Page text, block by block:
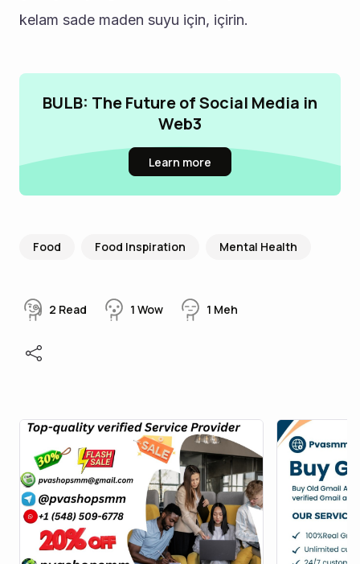
kelam sade maden suyu için, içirin.
BULB: The Future of Social Media in
Web3
Learn more
Food Food Inspiration Mental Health
2 Read 1 Wow 1 Meh